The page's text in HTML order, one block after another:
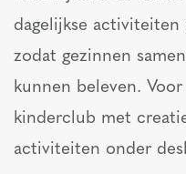
dagelijkse activiteiten
zodat gezinnen
kunnen beleven.
kinderclub met
activiteiten onder